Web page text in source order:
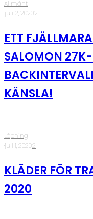
Allmänt
·juli 2, 2020·2
ETT
SALOMON
KÄNSLA!
Löpning
·juli 1, 2020·2
KLÄDER FÖR
2020